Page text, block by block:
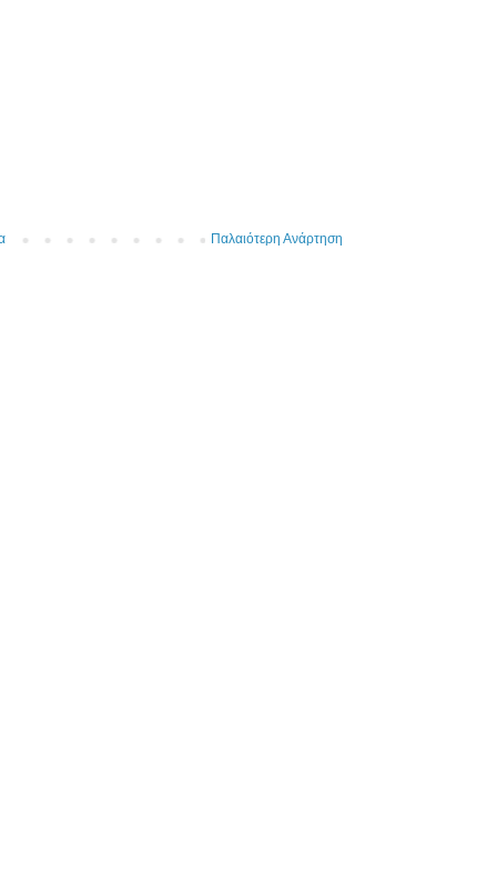
Παλαιότερη Ανάρτηση